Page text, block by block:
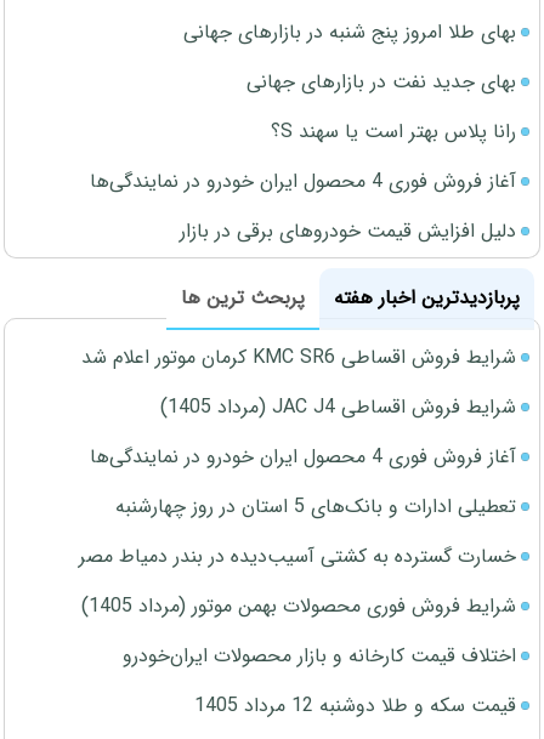
بهای طلا امروز پنج شنبه در بازارهای جهانی
بهای جدید نفت در بازارهای جهانی
رانا پلاس بهتر است یا سهند S؟
آغاز فروش فوری 4 محصول ایران خودرو در نمایندگی‌ها
دلیل افزایش قیمت خودروهای برقی در بازار
پربازدیدترین اخبار هفته
پربحث ترین ها
شرایط فروش اقساطی KMC SR6 کرمان موتور اعلام شد
شرایط فروش اقساطی JAC J4 (مرداد 1405)
آغاز فروش فوری 4 محصول ایران خودرو در نمایندگی‌ها
تعطیلی ادارات و بانک‌های 5 استان در روز چهارشنبه
خسارت گسترده به کشتی آسیب‌دیده در بندر دمیاط مصر
شرایط فروش فوری محصولات بهمن موتور (مرداد 1405)
اختلاف قیمت کارخانه و بازار محصولات ایران‌خودرو
قیمت سکه و طلا دوشنبه 12 مرداد 1405